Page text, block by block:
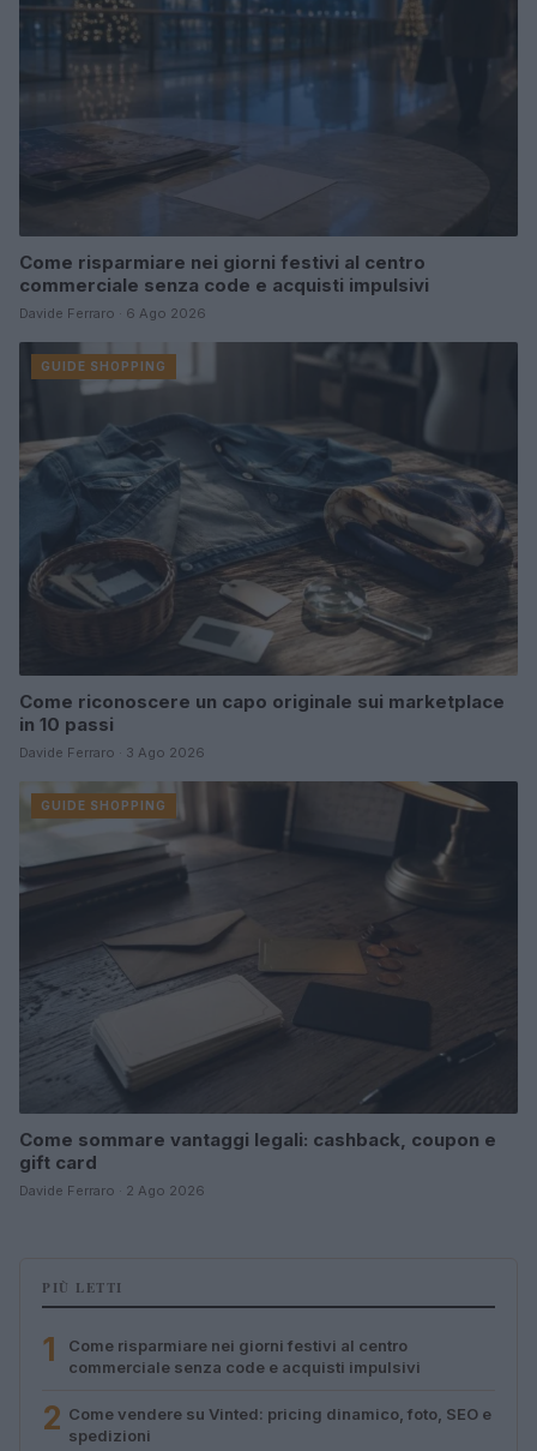
Come risparmiare nei giorni festivi al centro
commerciale senza code e acquisti impulsivi
Davide Ferraro · 6 Ago 2026
GUIDE SHOPPING
Come riconoscere un capo originale sui marketplace
in 10 passi
Davide Ferraro · 3 Ago 2026
GUIDE SHOPPING
Come sommare vantaggi legali: cashback, coupon e
gift card
Davide Ferraro · 2 Ago 2026
PIÙ LETTI
1
Come risparmiare nei giorni festivi al centro
commerciale senza code e acquisti impulsivi
2 Come vendere su Vinted: pricing dinamico, foto, SEO e
spedizioni